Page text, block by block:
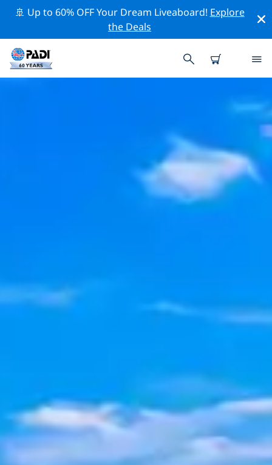
🚢 Up to 60% OFF Your Dream Liveaboard! Explore
the Deals